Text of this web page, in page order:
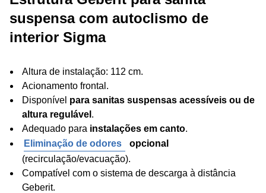
suspensa com autoclismo de
interior Sigma
Altura de instalação: 112 cm.
Acionamento frontal.
Disponível para sanitas suspensas acessíveis ou de
altura regulável .
Adequado para instalações em canto.
Eliminação de odores
opcional
(recirculação/evacuação).
Compatível com o sistema de descarga à distância
Geberit.